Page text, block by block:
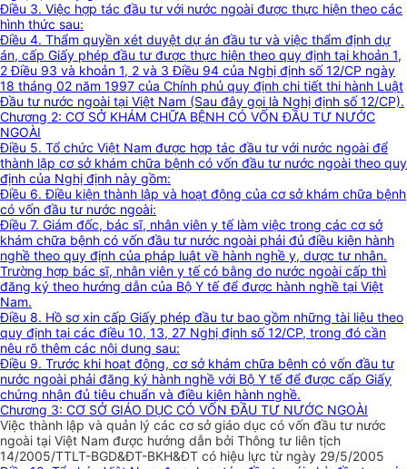
Điều 3. Việc hợp tác đầu tư với nước ngoài được thực hiện theo các
hình thức sau:
Điều 4. Thẩm quyền xét duyệt dự án đầu tư và việc thẩm định dự
án, cấp Giấy phép đầu tư được thực hiện theo quy định tại khoản 1,
2 Điều 93 và khoản 1, 2 và 3 Điều 94 của Nghị định số 12/CP ngày
18 tháng 02 năm 1997 của Chính phủ quy định chi tiết thi hành Luật
Đầu tư nước ngoài tại Việt Nam (Sau đây gọi là Nghị định số 12/CP).
Chương 2: CƠ SỞ KHÁM CHỮA BỆNH CÓ VỐN ĐẦU TƯ NƯỚC
NGOÀI
Điều 5. Tổ chức Việt Nam được hợp tác đầu tư với nước ngoài để
thành lập cơ sở khám chữa bệnh có vốn đầu tư nước ngoài theo quy
định của Nghị định này gồm:
Điều 6. Điều kiện thành lập và hoạt động của cơ sở khám chữa bệnh
có vốn đầu tư nước ngoài:
Điều 7. Giám đốc, bác sĩ, nhân viên y tế làm việc trong các cơ sở
khám chữa bệnh có vốn đầu tư nước ngoài phải đủ điều kiện hành
nghề theo quy định của pháp luật về hành nghề y, dược tư nhân.
Trường hợp bác sĩ, nhân viên y tế có bằng do nước ngoài cấp thì
đăng ký theo hướng dẫn của Bộ Y tế để được hành nghề tại Việt
Nam.
Điều 8. Hồ sơ xin cấp Giấy phép đầu tư bao gồm những tài liệu theo
quy định tại các điều 10, 13, 27 Nghị định số 12/CP, trong đó cần
nêu rõ thêm các nội dung sau:
Điều 9. Trước khi hoạt động, cơ sở khám chữa bệnh có vốn đầu tư
nước ngoài phải đăng ký hành nghề với Bộ Y tế để được cấp Giấy
chứng nhận đủ tiêu chuẩn và điều kiện hành nghề.
Chương 3: CƠ SỞ GIÁO DỤC CÓ VỐN ĐẦU TƯ NƯỚC NGOÀI
Việc thành lập và quản lý các cơ sở giáo dục có vốn đầu tư nước
ngoài tại Việt Nam được hướng dẫn bởi Thông tư liên tịch
14/2005/TTLT-BGD&ĐT-BKH&ĐT có hiệu lực từ ngày 29/5/2005